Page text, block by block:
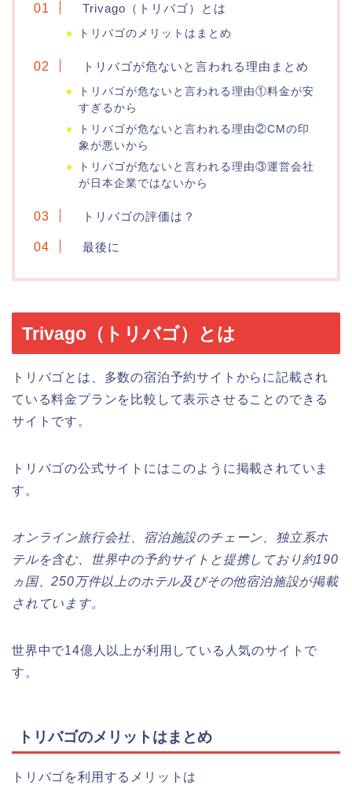
Trivago（トリバゴ）とは
トリバゴのメリットはまとめ
トリバゴが危ないと言われる理由まとめ
トリバゴが危ないと言われる理由①料金が安
すぎるから
トリバゴが危ないと言われる理由②CMの印
象が悪いから
トリバゴが危ないと言われる理由③運営会社
が日本企業ではないから
トリバゴの評価は？
最後に
Trivago（トリバゴ）とは
トリバゴとは、多数の宿泊予約サイトからに記載され
ている料金プランを比較して表示させることのできる
サイトです。
トリバゴの公式サイトにはこのように掲載されていま
す。
オンライン旅行会社、宿泊施設のチェーン、独立系ホ
テルを含む、世界中の予約サイトと提携しており約190
ヵ国、250 万件以上のホテル及びその他宿泊施設が掲載
されています。
世界中で14億人以上が利用している人気のサイトで
す。
トリバゴのメリットはまとめ
トリバゴを利用するメリットは